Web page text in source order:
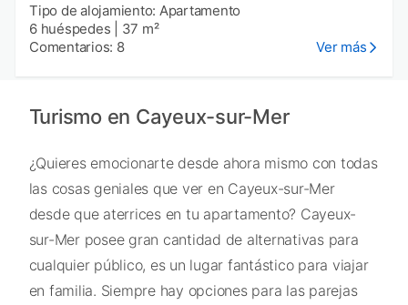
Tipo de alojamiento: Apartamento
6 huéspedes
37 m²
Comentarios: 8
Ver más
Turismo en Cayeux-sur-Mer
¿Quieres emocionarte desde ahora mismo con todas
las cosas geniales que ver en Cayeux-sur-Mer
desde que aterrices en tu apartamento? Cayeux-
sur-Mer posee gran cantidad de alternativas para
cualquier público, es un lugar fantástico para viajar
en familia. Siempre hay opciones para las parejas